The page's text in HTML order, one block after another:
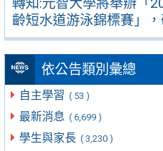
齡短水道游泳錦標賽」
依公告類別彙總
自主學習 ( 53 )
最新消息 ( 6,699 )
學生與家長 ( 3,230 )